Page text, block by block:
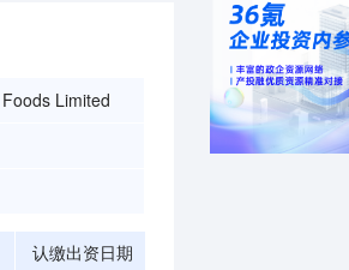
Limited
认缴出资日期